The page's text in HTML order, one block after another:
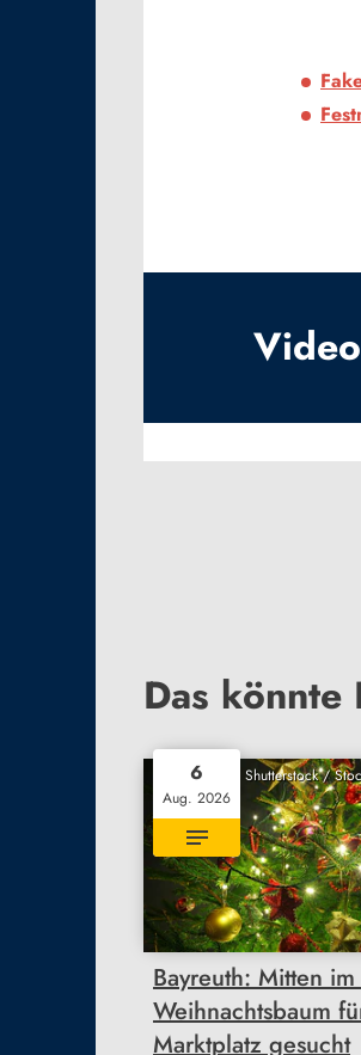
Das könnte
Shutterstock /
6
Aug. 2026
Bayreuth: Mitten
Weihnachtsbaum
Marktplatz gesucht